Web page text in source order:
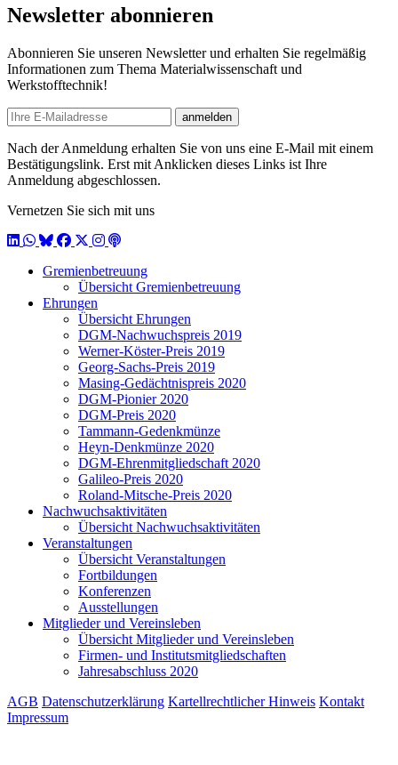
Newsletter abonnieren
Abonnieren Sie unseren Newsletter und erhalten Sie regelmäßig
Informationen zum Thema Materialwissenschaft und
Werkstofftechnik!
E-mail
anmelden
Nach der Anmeldung erhalten Sie von uns eine E-Mail mit einem
Bestätigungslink. Erst mit Anklicken dieses Links ist Ihre
Anmeldung abgeschlossen.
Vernetzen Sie sich mit uns
LinkedIn
WhatsApp
BlueSky
Facebook
X / Twitter
Instagram
Podcast
Gremienbetreuung
Übersicht Gremienbetreuung
Ehrungen
Übersicht Ehrungen
DGM-Nachwuchspreis 2019
Werner-Köster-Preis 2019
Georg-Sachs-Preis 2019
Masing-Gedächtnispreis 2020
DGM-Pionier 2020
DGM-Preis 2020
Tammann-Gedenkmünze
Heyn-Denkmünze 2020
DGM-Ehrenmitgliedschaft 2020
Galileo-Preis 2020
Roland-Mitsche-Preis 2020
Nachwuchsaktivitäten
Übersicht Nachwuchsaktivitäten
Veranstaltungen
Übersicht Veranstaltungen
Fortbildungen
Konferenzen
Ausstellungen
Mitglieder und Vereinsleben
Übersicht Mitglieder und Vereinsleben
Firmen- und Institutsmitgliedschaften
Jahresabschluss 2020
AGB Datenschutzerklärung Kartellrechtlicher Hinweis Kontakt
Impressum